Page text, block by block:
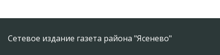
Сетевое издание газета района "Ясенево"